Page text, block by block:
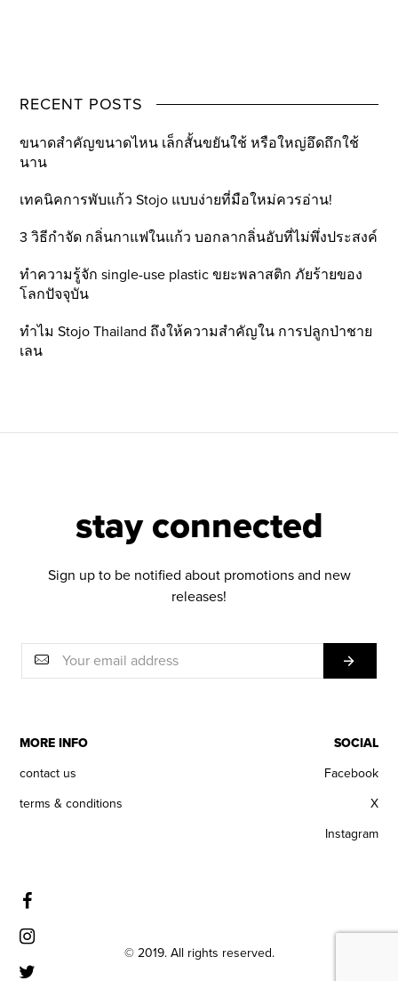
RECENT POSTS
ขนาดสำคัญขนาดไหน เล็กสั้นขยันใช้ หรือใหญ่อึดถึกใช้
นาน
เทคนิคการพับแก้ว Stojo แบบง่ายที่มือใหม่ควรอ่าน!
3 วิธีกำจัด กลิ่นกาแฟในแก้ว บอกลากลิ่นอับที่ไม่พึ่งประสงค์
ทำความรู้จัก single-use plastic ขยะพลาสติก ภัยร้ายของ
โลกปัจจุบัน
ทำไม Stojo Thailand ถึงให้ความสำคัญใน การปลูกป่าชาย
เลน
stay connected
Sign up to be notified about promotions and new
releases!
MORE INFO
contact us
terms & conditions
SOCIAL
Facebook
X
Instagram
© 2019. All rights reserved.